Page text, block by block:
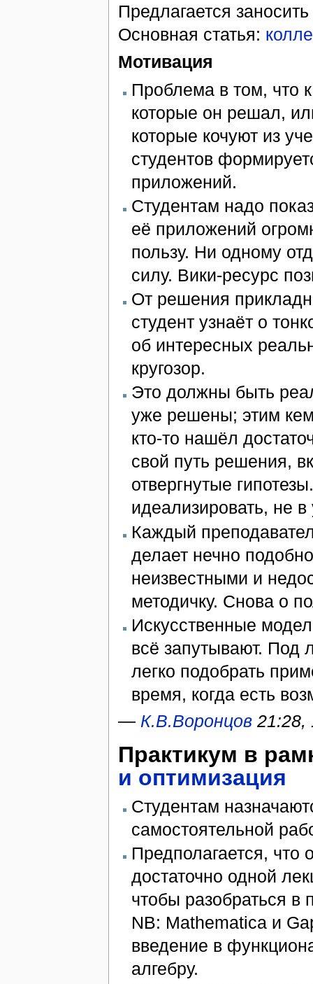
Предлагается
Основная статья:
Мотивация
Проблема в том, что
которые он решал,
которые кочуют из
студентов
приложений.
Студентам надо
её приложений
пользу. Ни одному
силу. Вики-ресурс
От решения
студент узнаёт о
об интересных
кругозор.
Это должны быть
уже решены; этим
кто-то нашёл
свой путь решения,
отвергнутые
идеализировать, не
Каждый
делает нечно
неизвестными и
методичку. Снова о
Искусственные
всё запутывают.
легко подобрать
время, когда есть
— К.В.Воронцов21:28,
Практикум в
и оптимизация
Студентам
самостоятельной
Предполагается,
достаточно одной
чтобы разобраться в
NB: Mathematica и
введение в
алгебру.